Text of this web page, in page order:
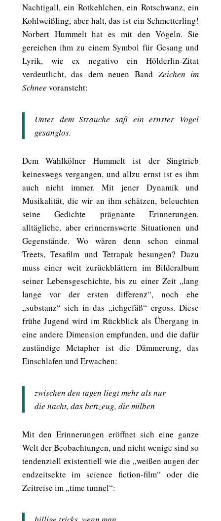
Nachtigall, ein Rotkehlchen, ein Rotschwanz, ein
Kohlweißling, aber halt, das ist ein Schmetterling!
Norbert Hummelt hat es mit den Vögeln. Sie
gereichen ihm zu einem Symbol für Gesang und
Lyrik, wie ex negativo ein Hölderlin-Zitat
verdeutlicht, das dem neuen Band Zeichen im
Schnee voransteht:
Unter dem Strauche saß ein ernster Vogel
gesanglos.
Dem Wahlkölner Hummelt ist der Singtrieb
keineswegs vergangen, und allzu ernst ist es ihm
auch nicht immer. Mit jener Dynamik und
Musikalität, die wir an ihm schätzen, beleuchten
seine Gedichte prägnante Erinnerungen,
alltägliche, aber erinnernswerte Situationen und
Gegenstände. Wo wären denn schon einmal
Treets, Tesafilm und Tetrapak besungen? Dazu
muss einer weit zurückblättern im Bilderalbum
seiner Lebensgeschichte, bis zu einer Zeit „lang
lange vor der ersten differenz“, noch ehe
„substanz“ sich in das „ichgefäß“ ergoss. Diese
frühe Jugend wird im Rückblick als Übergang in
eine andere Dimension empfunden, und die dafür
zuständige Metapher ist die Dämmerung, das
Einschlafen und Erwachen:
zwischen den tagen liegt mehr als nur
die nacht, das bettzeug, die milben
Mit den Erinnerungen eröffnet sich eine ganze
Welt der Beobachtungen, und nicht wenige sind so
tendenziell existentiell wie die „weißen augen der
endzeitsekte im science fiction-film“ oder die
Zeitreise im „time tunnel“: